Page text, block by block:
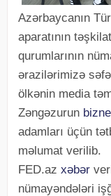
Azərbaycanın
aparatının
qurumlarının
ərazilərimizə
ölkənin media
Zəngəzurun
adamları üçün
məlumat verilib.
FED.az xəbər
nümayəndələri